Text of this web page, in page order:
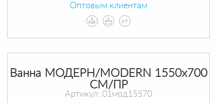
Оптовым клиентам
Ванна МОДЕРН/MODERN 1550х700
СМ/ПР
Артикул: 01мод15570